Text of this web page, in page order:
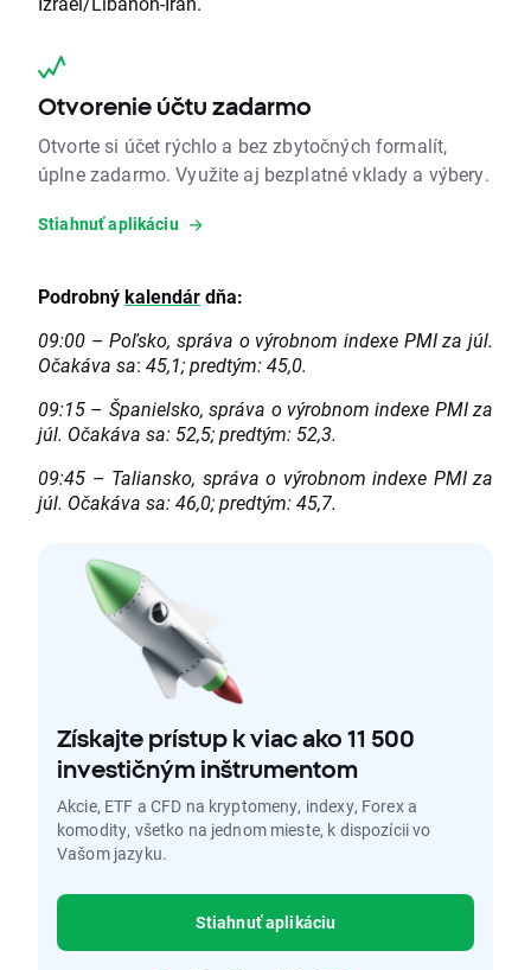
Otvorenie účtu zadarmo
Otvorte si účet rýchlo a bez zbytočných formalít,
úplne zadarmo. Využite aj bezplatné vklady a výbery.
Stiahnuť aplikáciu
Podrobnýkalendárdňa:
09:00 – Poľsko, správa o výrobnom indexe PMI za júl.
Očakáva sa: 45,1; predtým:45,0.
09:15 – Španielsko, správa o výrobnom indexe PMI za
júl. Očakáva sa: 52,5; predtým: 52,3.
09:45 – Taliansko, správa o výrobnom indexe PMI za
júl. Očakáva sa:46,0; predtým:45,7.
Získajte prístup k viac ako 11 500
investičným inštrumentom
Akcie, ETF a CFD na kryptomeny, indexy, Forex a
komodity, všetko na jednom mieste, k dispozícii vo
Vašom jazyku.
Stiahnuť aplikáciu